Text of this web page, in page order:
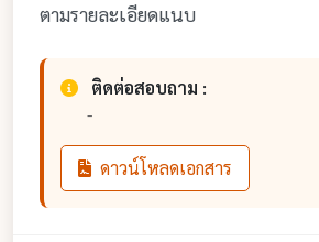
ตามรายละเอียดแนบ
ติดต่อสอบถาม :
-
ดาวน์โหลดเอกสาร